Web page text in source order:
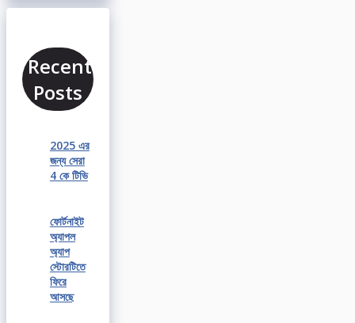
Recent
Posts
2025 এর
জন্য সেরা
4 কে টিভি
ফোর্টনাইট
অ্যাপল
অ্যাপ
স্টোরটিতে
ফিরে
আসছে